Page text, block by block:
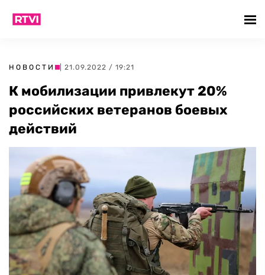
НОВОСТИ | 21.09.2022 / 19:21
К мобилизации привлекут 20%
российских ветеранов боевых
действий